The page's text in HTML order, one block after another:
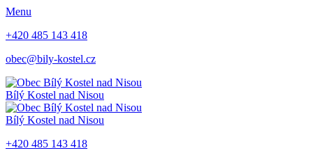
Menu
+420 485 143 418
obec@bily-kostel.cz
Bílý Kostel nad Nisou
Bílý Kostel nad Nisou
+420 485 143 418